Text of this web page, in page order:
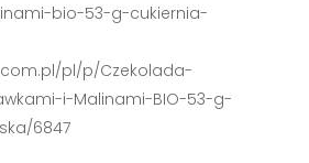
bio-53-g-cukiernia-
pl/p/Czekolada-
i-Malinami-BIO-53-g-
6847